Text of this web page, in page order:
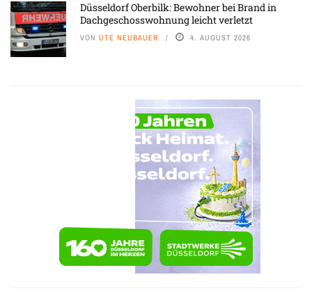
Düsseldorf Oberbilk: Bewohner bei Brand in
Dachgeschosswohnung leicht verletzt
VON UTE NEUBAUER 4. AUGUST 2026